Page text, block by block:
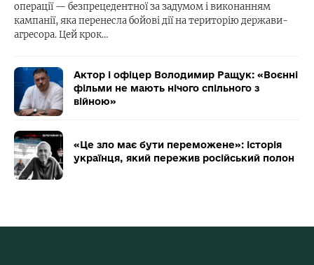
операції — безпрецедентної за задумом і виконанням
кампанії, яка перенесла бойові дії на територію держави-
агресора. Цей крок…
Актор і офіцер Володимир Ращук: «Воєнні
фільми не мають нічого спільного з
війною»
«Це зло має бути переможене»: історія
українця, який пережив російський полон